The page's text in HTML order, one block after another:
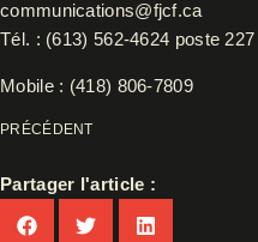
communications@fjcf.ca
Tél. : (613) 562-4624 poste 227
Mobile : (418) 806-7809
PRÉCÉDENT
Partager l'article :